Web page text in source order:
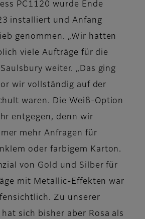
PC1120 wurde Ende
installiert und Anfang
genommen. „Wir hatten
viele Aufträge für die
weiter. „Das ging
wir vollständig auf der
waren. Die Weiß-Option
entgegen, denn wir
mehr Anfragen für
oder farbigem Karton.
von Gold und Silber für
mit Metallic-Effekten war
Zu unserer
sich bisher aber Rosa als